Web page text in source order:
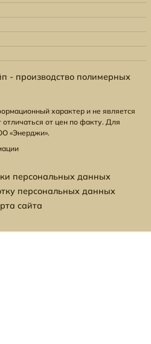
производство полимерных
характер и не является
от цен по факту. Для
«Энерджи».
персональных данных
персональных данных
сайта